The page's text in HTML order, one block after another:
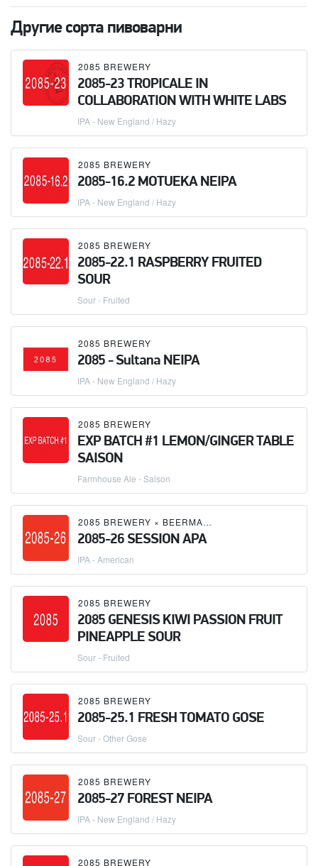
Другие сорта пивоварни
2085 BREWERY
2085-23 TROPICALE IN
COLLABORATION WITH WHITE LABS
IPA - New England / Hazy
2085 BREWERY
2085-16.2 MOTUEKA NEIPA
IPA - New England / Hazy
2085 BREWERY
2085-22.1 RASPBERRY FRUITED
SOUR
Sour - Fruited
2085 BREWERY
2085 - Sultana NEIPA
IPA - New England / Hazy
2085 BREWERY
EXP BATCH #1 LEMON/GINGER TABLE
SAISON
Farmhouse Ale - Saison
2085 BREWERY × BEERMASTER BREWERY
2085-26 SESSION APA
IPA - American
2085 BREWERY
2085 GENESIS KIWI PASSION FRUIT
PINEAPPLE SOUR
Sour - Fruited
2085 BREWERY
2085-25.1 FRESH TOMATO GOSE
Sour - Other Gose
2085 BREWERY
2085-27 FOREST NEIPA
IPA - New England / Hazy
2085 BREWERY